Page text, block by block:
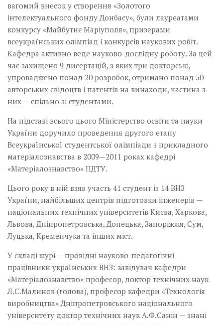
вагомий внесок у створення «Золотого
інтелектуального фонду Донбасу», були лауреатами
конкурсу «Майбутнє Маріуполя», призерами
всеукраїнських олімпіад і конкурсів наукових робіт.
Кафедра активно веде науково-дослідну роботу. За цей
час захищено 9 ди­сертацій, з яких три докторські,
упроваджено понад 20 розробок, отримано понад 50
авторських свідоцтв і патентів на винаходи, частина з
них — спільно зі студен­тами.
На підставі всього цього Міністерство освіти та науки
України доручило проведення другого етапу
Всеукраїнської студентської олімпіади з прикладного
матеріалознавства в 2009—2011 роках кафедрі
«Матеріалознавство» ПДТУ.
Цього року в ній взяв участь 41 студент із 14 ВНЗ
України, найбільших центрів підготовки інженерів —
національних технічних університетів Києва, Харкова,
Львова, Дніпропетровська, Донецька, Запоріжжя, Сум,
Луцька, Кременчука та інших міст.
У складі журі — провідні науково-педагогічні
працівники українських ВНЗ: завідувач кафедри
«Матеріалознавство» професор, доктор технічних наук
Л.С.Малинов (голова), професор кафедри «Технологія
виробництва» Дніпропетровського національного
університету доктор технічних наук А.Ф.Санін — знані